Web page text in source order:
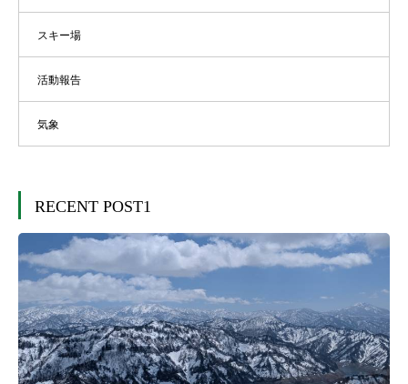
スキー場
活動報告
気象
RECENT POST1